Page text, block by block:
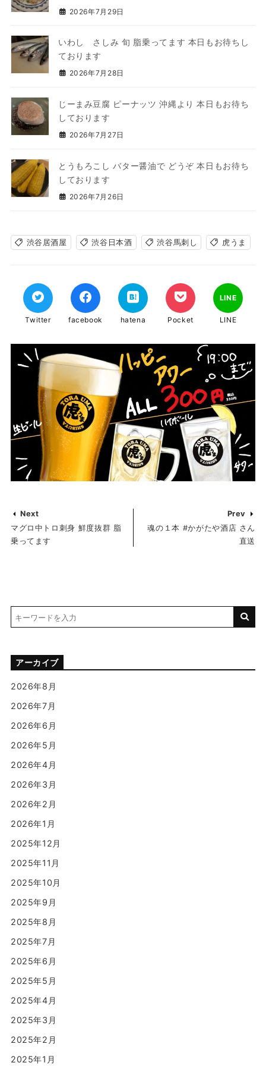
2026年7月29日
いわし さしみ 旬 脂乗ってます 本日もお待ちし
ております
2026年7月28日
じーまみ豆腐 ピーナッツ 沖縄より 本日もお待ち
しております
2026年7月27日
とうもろこし バター醤油で どうぞ 本日もお待ち
しております
2026年7月26日
渋谷居酒屋 渋谷日本酒 渋谷馬刺し 虎うま
Twitter facebook hatena Pocket
LINE
LINE
Next
マグロ中トロ刺身 鮮度抜群 脂
乗ってます
Prev
魂の１本 #かがたや酒店 さん
直送
アーカイブ
2026年8月
2026年7月
2026年6月
2026年5月
2026年4月
2026年3月
2026年2月
2026年1月
2025年12月
2025年11月
2025年10月
2025年9月
2025年8月
2025年7月
2025年6月
2025年5月
2025年4月
2025年3月
2025年2月
2025年1月